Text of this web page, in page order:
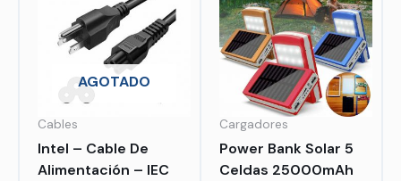
AGOTADO
Cables
Intel – Cable De
Alimentación – IEC
Cargadores
Power Bank Solar 5
Celdas 25000mAh